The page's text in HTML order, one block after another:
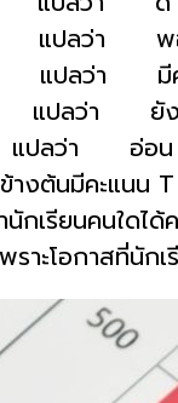
ปลว่า พอ
มีความส
ว่า ยังไ
แปลว่า อ่อน
างต้นมีคะแนน
นักเรียนคนใด
ราะโอกาสที่นั